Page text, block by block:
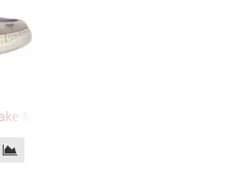
Multi